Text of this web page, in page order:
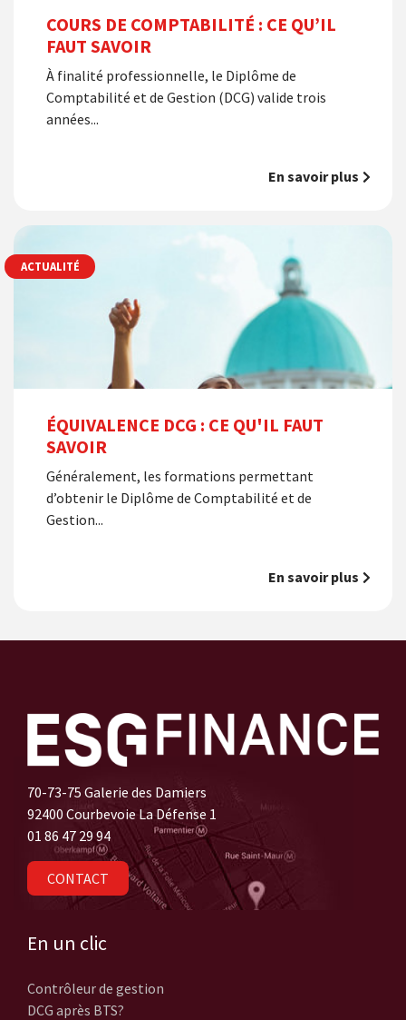
COURS DE COMPTABILITÉ : CE QU’IL
FAUT SAVOIR
À finalité professionnelle, le Diplôme de
Comptabilité et de Gestion (DCG) valide trois
années...
En savoir plus
ÉQUIVALENCE DCG : CE QU'IL FAUT
SAVOIR
Généralement, les formations permettant
d’obtenir le Diplôme de Comptabilité et de
Gestion...
En savoir plus
ACTUALITÉ
70-73-75 Galerie des Damiers
92400 Courbevoie La Défense 1
01 86 47 29 94
CONTACT
En un clic
Contrôleur de gestion
DCG après BTS?